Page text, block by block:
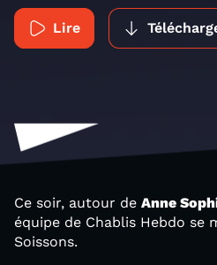
Lire
Ce soir, autour de Anne
équipe de Chablis Hebdo se
Soissons.